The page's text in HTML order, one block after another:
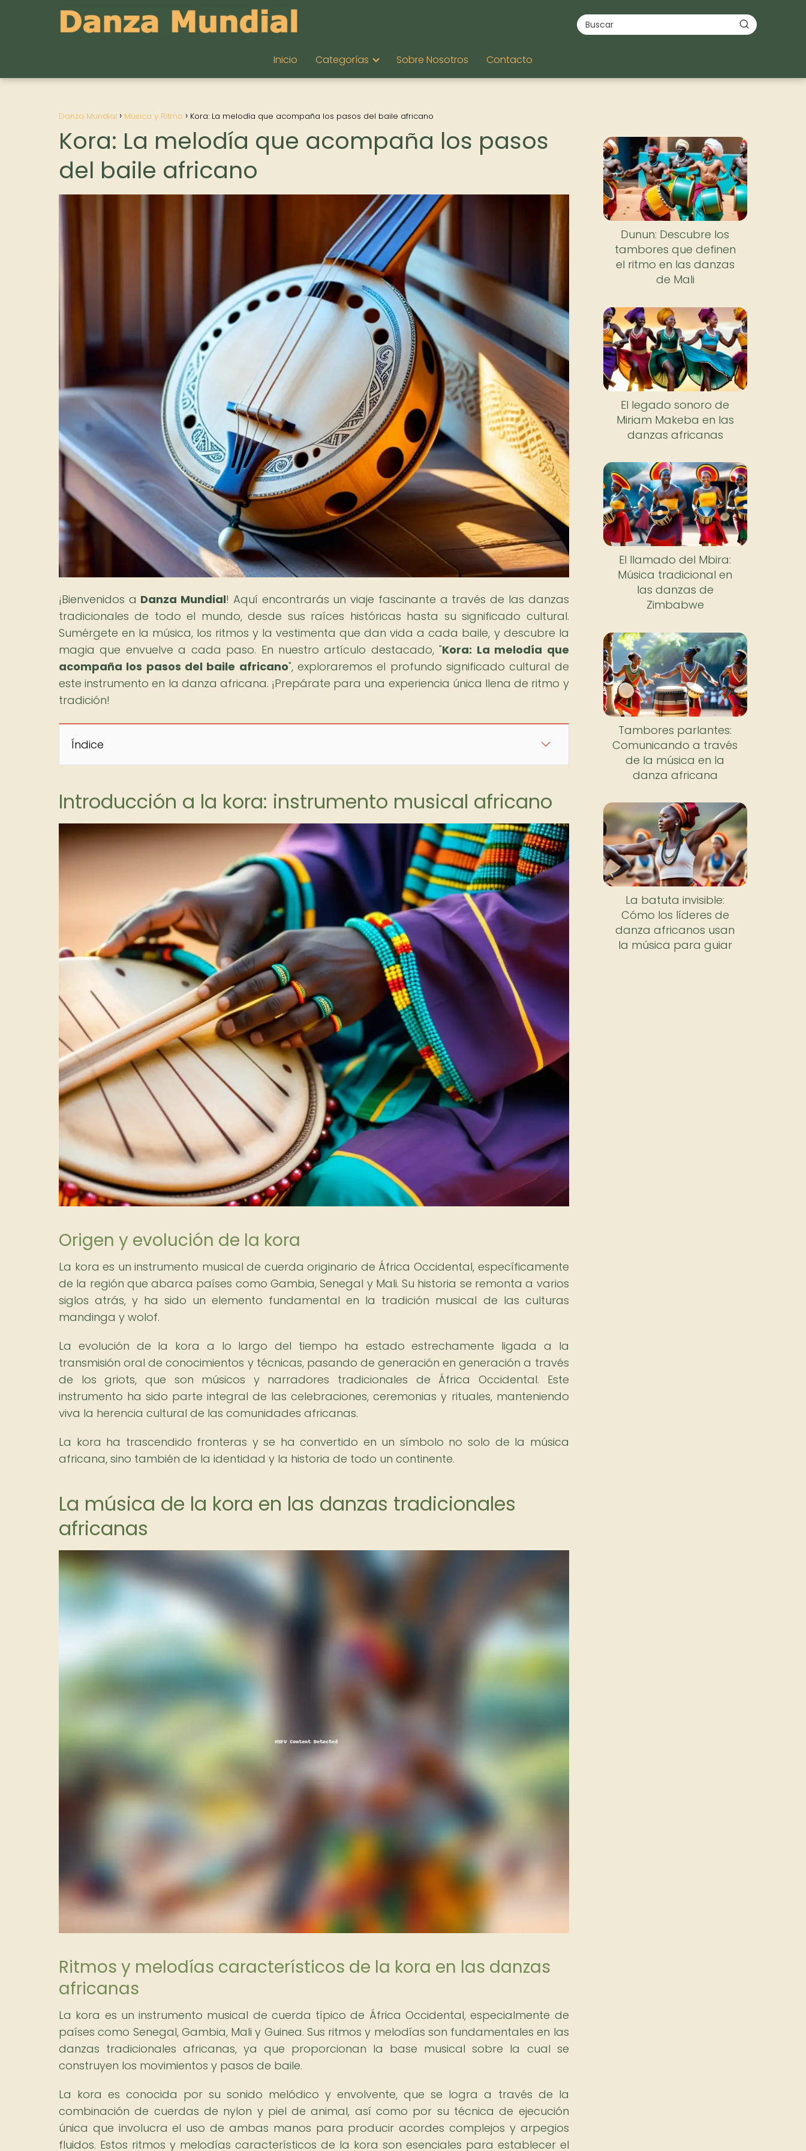
Inicio Categorías Sobre Nosotros Contacto
Danza Mundial Música y Ritmo Kora: La melodía que acompaña los pasos del baile africano
Kora: La melodía que acompaña los pasos
del baile africano
¡Bienvenidos a Danza Mundial! Aquí encontrarás un viaje fascinante a través de las danzas
tradicionales de todo el mundo, desde sus raíces históricas hasta su significado cultural.
Sumérgete en la música, los ritmos y la vestimenta que dan vida a cada baile, y descubre la
magia que envuelve a cada paso. En nuestro artículo destacado, "Kora: La melodía que
acompaña los pasos del baile africano", exploraremos el profundo significado cultural de
este instrumento en la danza africana. ¡Prepárate para una experiencia única llena de ritmo y
tradición!
Índice
Introducción a la kora: instrumento musical africano
Origen y evolución de la kora
La kora es un instrumento musical de cuerda originario de África Occidental, específicamente
de la región que abarca países como Gambia, Senegal y Mali. Su historia se remonta a varios
siglos atrás, y ha sido un elemento fundamental en la tradición musical de las culturas
mandinga y wolof.
La evolución de la kora a lo largo del tiempo ha estado estrechamente ligada a la
transmisión oral de conocimientos y técnicas, pasando de generación en generación a través
de los griots, que son músicos y narradores tradicionales de África Occidental. Este
instrumento ha sido parte integral de las celebraciones, ceremonias y rituales, manteniendo
viva la herencia cultural de las comunidades africanas.
La kora ha trascendido fronteras y se ha convertido en un símbolo no solo de la música
africana, sino también de la identidad y la historia de todo un continente.
La música de la kora en las danzas tradicionales
africanas
Ritmos y melodías característicos de la kora en las danzas
africanas
La kora es un instrumento musical de cuerda típico de África Occidental, especialmente de
países como Senegal, Gambia, Mali y Guinea. Sus ritmos y melodías son fundamentales en las
danzas tradicionales africanas, ya que proporcionan la base musical sobre la cual se
construyen los movimientos y pasos de baile.
La kora es conocida por su sonido melódico y envolvente, que se logra a través de la
combinación de cuerdas de nylon y piel de animal, así como por su técnica de ejecución
única que involucra el uso de ambas manos para producir acordes complejos y arpegios
fluidos. Estos ritmos y melodías característicos de la kora son esenciales para establecer el
Dunun: Descubre los
tambores que definen
el ritmo en las danzas
de Mali
El legado sonoro de
Miriam Makeba en las
danzas africanas
El llamado del Mbira:
Música tradicional en
las danzas de
Zimbabwe
Tambores parlantes:
Comunicando a través
de la música en la
danza africana
La batuta invisible:
Cómo los líderes de
danza africanos usan
la música para guiar